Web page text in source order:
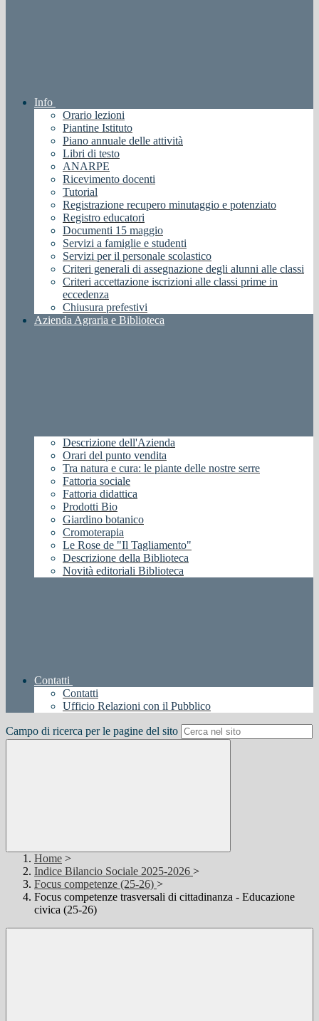
Info
Orario lezioni
Piantine Istituto
Piano annuale delle attività
Libri di testo
ANARPE
Ricevimento docenti
Tutorial
Registrazione recupero minutaggio e potenziato
Registro educatori
Documenti 15 maggio
Servizi a famiglie e studenti
Servizi per il personale scolastico
Criteri generali di assegnazione degli alunni alle classi
Criteri accettazione iscrizioni alle classi prime in
eccedenza
Chiusura prefestivi
Azienda Agraria e Biblioteca
Descrizione dell'Azienda
Orari del punto vendita
Tra natura e cura: le piante delle nostre serre
Fattoria sociale
Fattoria didattica
Prodotti Bio
Giardino botanico
Cromoterapia
Le Rose de "Il Tagliamento"
Descrizione della Biblioteca
Novità editoriali Biblioteca
Contatti
Contatti
Ufficio Relazioni con il Pubblico
Campo di ricerca per le pagine del sito
Home >
Indice Bilancio Sociale 2025-2026 >
Focus competenze (25-26) >
Focus competenze trasversali di cittadinanza - Educazione
civica (25-26)